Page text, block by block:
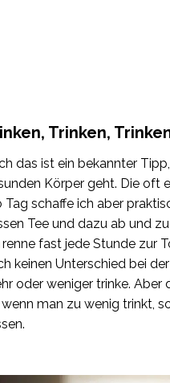
Trinken,
das ist ein bekannter
Körper geht. Die oft
Tag schaffe ich aber
Tee und dazu ab und
renne fast jede Stunde zur
keinen Unterschied bei
oder weniger trinke. Aber
wenn man zu wenig trinkt,